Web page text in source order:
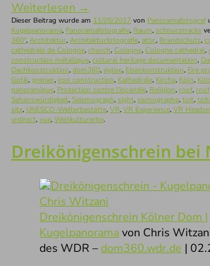
Weiterlesen →
Dieser Beitrag wurde am 11/05/2017 von Panoramafotograf
Kugelpanorama, Panoramafotografie, Raum, schnurstracks
360°, Architektur, Architekturfotografie, attic, Brandschutz,
cathédrale de Cologne, church, Cologne, Cologne cathedral,
construction métallique, cultural heritage documentation,
Dachkonstruktion, dom360, église, Eisenkonstruktion, Fire
Gotik, grenier, iron construction, Kathedrale, Kirche, Köln,
panoramique, Protection contre l'incendie, Religion, roof,
Sehenswürdigkeit, Seismograph, sight, sismographe, toit,
site, UNESCO-Welterbestätte, VR, VR Experience, VR
vrdirect, vue, Weltkulturerbe.
Dreikönigenschrein bei
Dreikönigenschrein Kölner Dom |
Kugelpanoramavon Chris
des WDR –dom360.wdr.de |